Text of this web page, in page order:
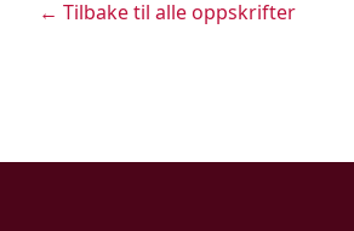
← Tilbake til alle oppskrifter